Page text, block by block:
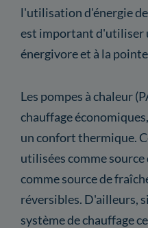
l'utilisation d'énergie
est important d'utiliser
énergivore et à la
Les pompes à chaleur
chauffage
un confort thermique.
utilisées comme source
comme source de
réversibles. D'ailleurs,
système de chauffage